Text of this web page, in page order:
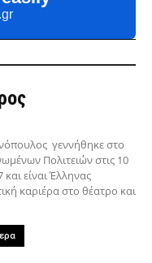
γεννήθηκε στο
Πολιτειών στις 10
είναι Έλληνας
καριέρα στο θέατρο και